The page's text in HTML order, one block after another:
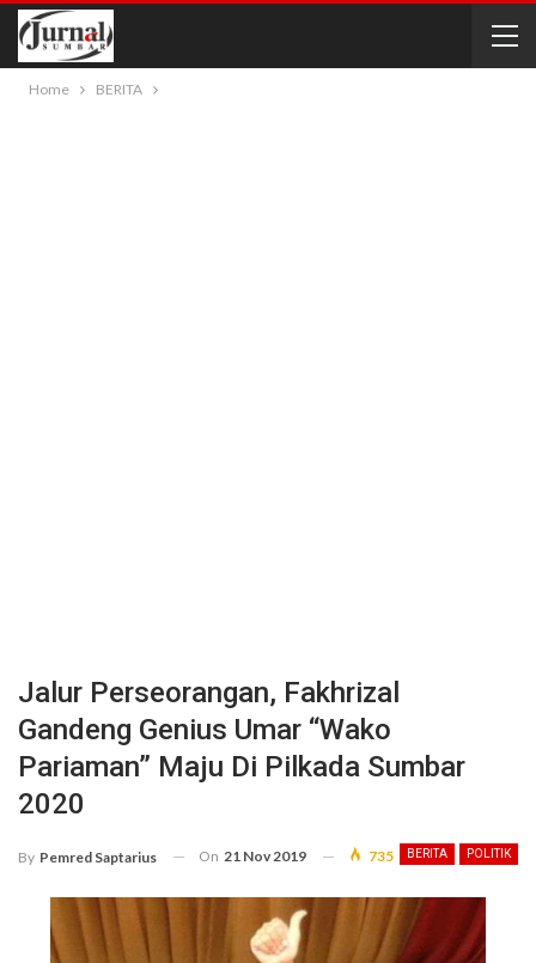
Home BERITA
Jalur Perseorangan, Fakhrizal
Gandeng Genius Umar “Wako
Pariaman” Maju Di Pilkada Sumbar
2020
BERITA POLITIK
By Pemred Saptarius On 21 Nov 2019 735